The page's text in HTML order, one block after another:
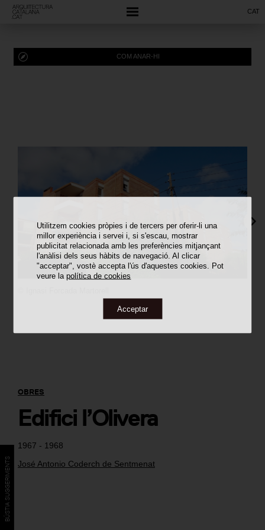
Utilitzem cookies pròpies i de tercers per oferir-li una
millor experiència i servei i, si s'escau, mostrar
publicitat relacionada amb les preferències mitjançant
l'anàlisi dels seus hàbits de navegació. Al clicar
"acceptar", vostè accepta l'ús d'aquestes cookies. Pot
veure lapolítica de cookies
Acceptar
CAT
1967 - 1968
José Antonio Coderch de Sentmenat
OBRES
Edifici l’Olivera
COM ANAR-HI
BÚSTIA SUGGERIMENTS